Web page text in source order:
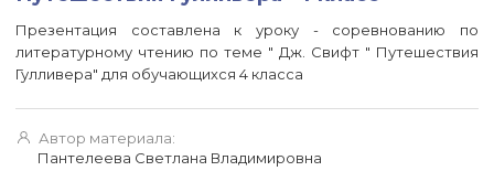
Презентация составлена к уроку - соревнованию по
литературному чтению по теме " Дж. Свифт " Путешествия
Гулливера" для обучающихся 4 класса
Автор материала:
Пантелеева Светлана Владимировна